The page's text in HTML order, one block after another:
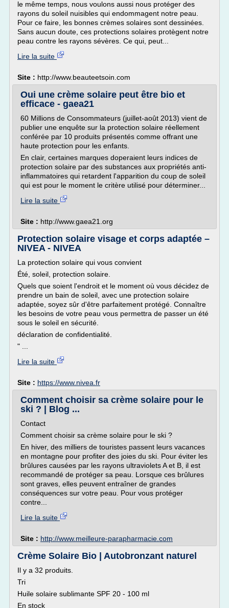
le même temps, nous voulons aussi nous protéger des
rayons du soleil nuisibles qui endommagent notre peau.
Pour ce faire, les bonnes crèmes solaires sont dessinées.
Sans aucun doute, ces protections solaires protègent notre
peau contre les rayons sévères. Ce qui, peut...
Lire la suite
Site : http://www.beauteetsoin.com
Oui une crème solaire peut être bio et
efficace - gaea21
60 Millions de Consommateurs (juillet-août 2013) vient de
publier une enquête sur la protection solaire réellement
conférée par 10 produits présentés comme offrant une
haute protection pour les enfants.
En clair, certaines marques doperaient leurs indices de
protection solaire par des substances aux propriétés anti-
inflammatoires qui retardent l'apparition du coup de soleil
qui est pour le moment le critère utilisé pour déterminer...
Lire la suite
Site : http://www.gaea21.org
Protection solaire visage et corps adaptée –
NIVEA - NIVEA
La protection solaire qui vous convient
Été, soleil, protection solaire.
Quels que soient l'endroit et le moment où vous décidez de
prendre un bain de soleil, avec une protection solaire
adaptée, soyez sûr d'être parfaitement protégé. Connaître
les besoins de votre peau vous permettra de passer un été
sous le soleil en sécurité.
déclaration de confidentialité.
" ...
Lire la suite
Site : https://www.nivea.fr
Comment choisir sa crème solaire pour le
ski ? | Blog ...
Contact
Comment choisir sa crème solaire pour le ski ?
En hiver, des milliers de touristes passent leurs vacances
en montagne pour profiter des joies du ski. Pour éviter les
brûlures causées par les rayons ultraviolets A et B, il est
recommandé de protéger sa peau. Lorsque ces brûlures
sont graves, elles peuvent entraîner de grandes
conséquences sur votre peau. Pour vous protéger
contre...
Lire la suite
Site : http://www.meilleure-parapharmacie.com
Crème Solaire Bio | Autobronzant naturel
Il y a 32 produits.
Tri
Huile solaire sublimante SPF 20 - 100 ml
En stock